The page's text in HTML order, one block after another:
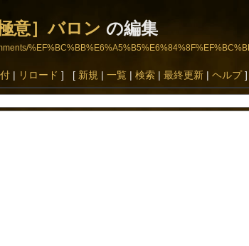
極意］バロン の編集
| リロード ] [ 新規 | 一覧| 検索| 最終更新| ヘルプ]